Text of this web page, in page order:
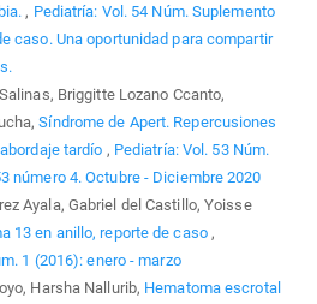
, Pediatría: Vol. 54 Núm. Suplemento
caso. Una oportunidad para compartir
Briggitte Lozano Ccanto,
Síndrome de Apert. Repercusiones
tardío , Pediatría: Vol. 53 Núm.
número 4. Octubre - Diciembre 2020
Ayala, Gabriel del Castillo, Yoisse
13 en anillo, reporte de caso ,
1 (2016): enero - marzo
Harsha Nallurib, Hematoma escrotal